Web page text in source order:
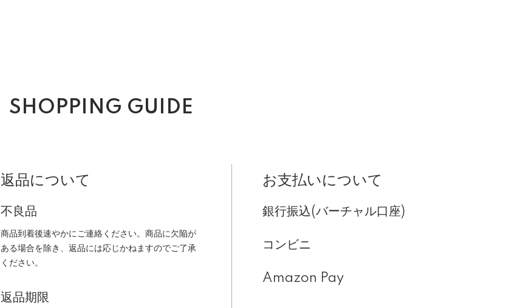
SHOPPING GUIDE
返品について
不良品
商品到着後速やかにご連絡ください。商品に欠陥が
ある場合を除き、返品には応じかねますのでご了承
ください。
返品期限
お支払いについて
銀行振込(バーチャル口座)
コンビニ
Amazon Pay